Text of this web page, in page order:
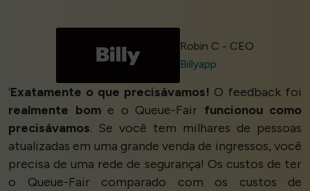
Robin C - CEO
Billyapp
‘Exatamente o que precisávamos! O feedback foi
realmente bome o Queue-Fair funcionou como
precisávamos. Se você tem milhares de pessoas
atualizadas em uma grande venda de ingressos, você
precisa de uma rede de segurança! Os custos de ter
o Queue-Fair comparado com os custos de